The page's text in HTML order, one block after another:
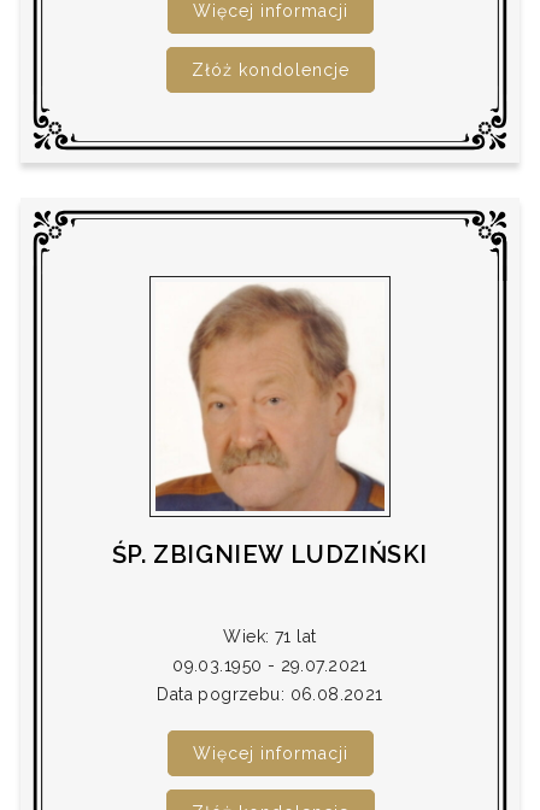
Więcej informacji
Złóż kondolencje
ŚP. ZBIGNIEW LUDZIŃSKI
Wiek: 71 lat
09.03.1950 - 29.07.2021
Data pogrzebu: 06.08.2021
Więcej informacji